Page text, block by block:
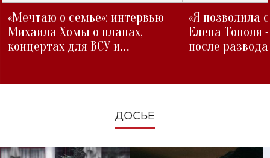
«Мечтаю о семье»: интервью
Михаила Хомы о планах,
концертах для ВСУ и
«Я позволила
Елена Тополя
после развода
ДОСЬЕ